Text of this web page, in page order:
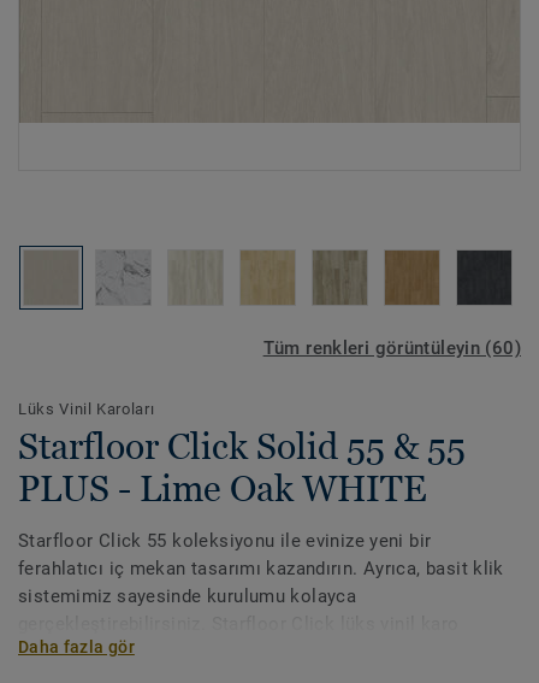
Tüm renkleri görüntüleyin (60)
Lüks Vinil Karoları
Starfloor Click Solid 55 & 55
PLUS - Lime Oak WHITE
Starfloor Click 55 koleksiyonu ile evinize yeni bir
ferahlatıcı iç mekan tasarımı kazandırın. Ayrıca, basit klik
sistemimiz sayesinde kurulumu kolayca
koleksiyonlarımız aynı zamanda son derece dayanıklı ve
Daha fazla gör